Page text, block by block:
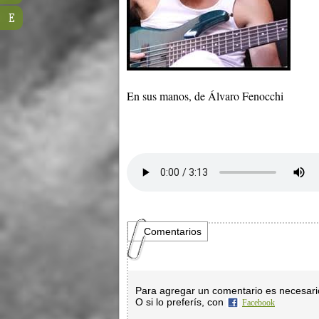
En sus manos, de Álvaro Fenocchi
Comentarios
Para agregar un comentario es
O si lo preferís, con
Facebook
E